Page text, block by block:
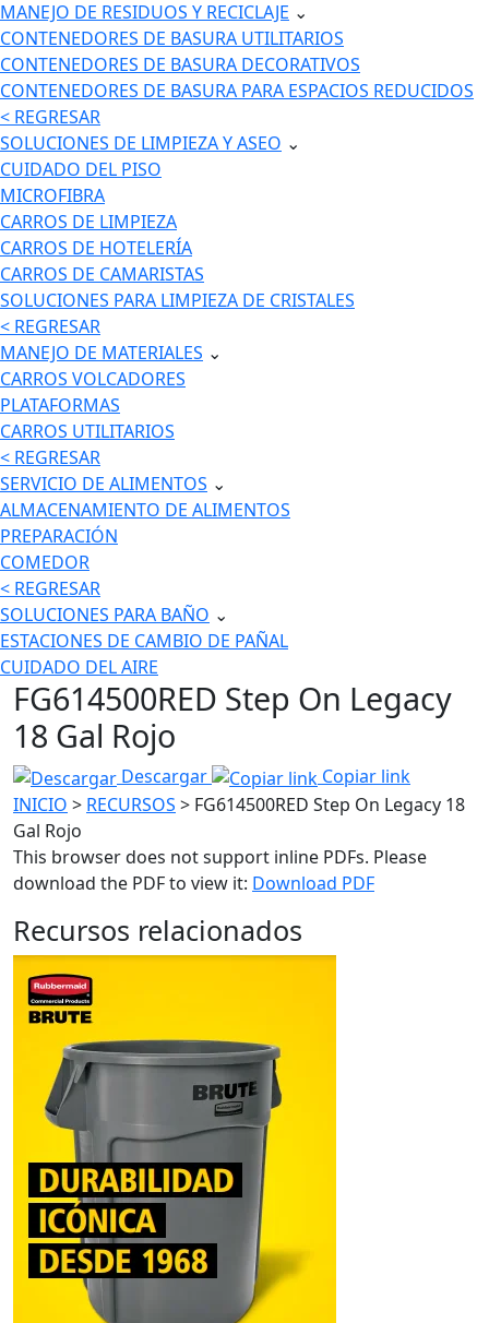
MANEJO DE RESIDUOS Y RECICLAJE ⌄
CONTENEDORES DE BASURA UTILITARIOS
CONTENEDORES DE BASURA DECORATIVOS
CONTENEDORES DE BASURA PARA ESPACIOS REDUCIDOS
< REGRESAR
SOLUCIONES DE LIMPIEZA Y ASEO ⌄
CUIDADO DEL PISO
MICROFIBRA
CARROS DE LIMPIEZA
CARROS DE HOTELERÍA
CARROS DE CAMARISTAS
SOLUCIONES PARA LIMPIEZA DE CRISTALES
< REGRESAR
MANEJO DE MATERIALES ⌄
CARROS VOLCADORES
PLATAFORMAS
CARROS UTILITARIOS
< REGRESAR
SERVICIO DE ALIMENTOS ⌄
ALMACENAMIENTO DE ALIMENTOS
PREPARACIÓN
COMEDOR
< REGRESAR
SOLUCIONES PARA BAÑO ⌄
ESTACIONES DE CAMBIO DE PAÑAL
CUIDADO DEL AIRE
FG614500RED Step On Legacy
18 Gal Rojo
Descargar
Copiar link
INICIO > RECURSOS > FG614500RED Step On Legacy 18
Gal Rojo
This browser does not support inline PDFs. Please
download the PDF to view it: Download PDF
Recursos relacionados